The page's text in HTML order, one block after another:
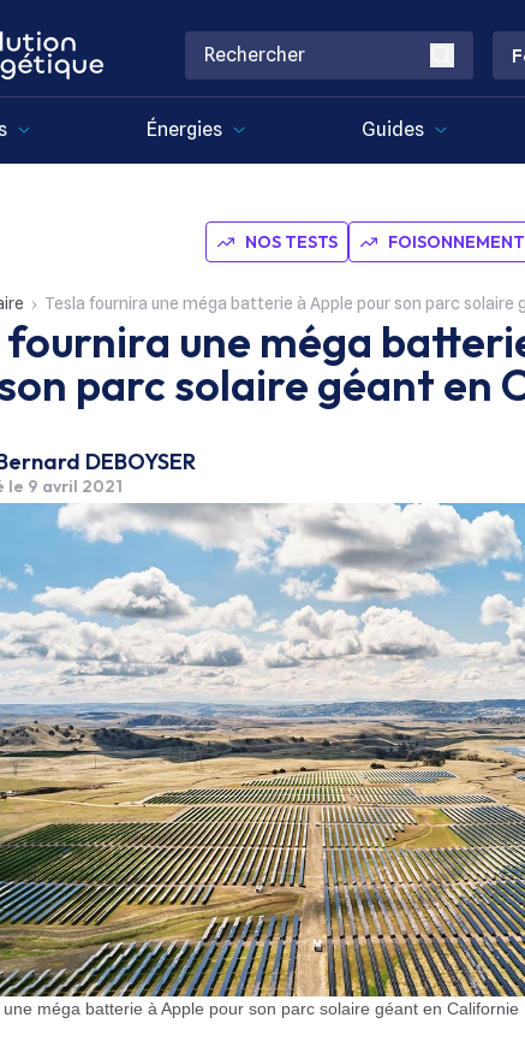
Énergies Guides
NOS TESTS
Tesla fournira une méga batterie à Apple pour son parc solaire
fournira une méga
parc solaire géant en
DEBOYSER
le 9 avril 2021
une méga batterie à Apple pour son parc solaire géant en Californie